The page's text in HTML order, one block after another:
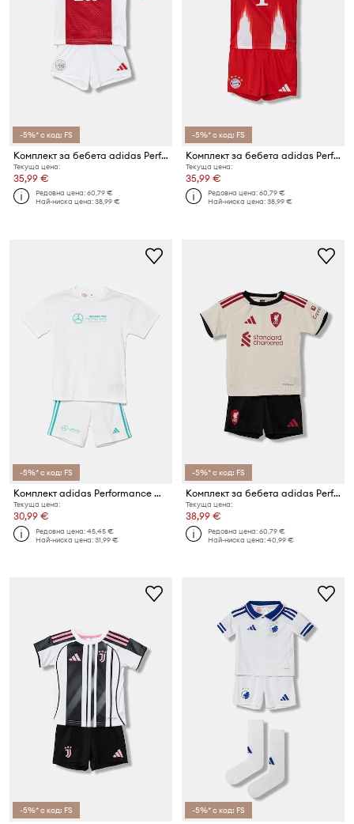
-5%* с код: FS
Комплект за бебета adidas Performance AJAX
Текуща цена:
35,99 €
Редовна цена:60,79 €
Най-ниска цена:38,99 €
-5%* с код: FS
Комплект за бебета adidas Performance FC Bayern Munich
Текуща цена:
35,99 €
Редовна цена:60,79 €
Най-ниска цена:38,99 €
-5%* с код: FS
Комплект adidas Performance MER DNA
Текуща цена:
30,99 €
Редовна цена:45,45 €
Най-ниска цена:31,99 €
-5%* с код: FS
Комплект за бебета adidas Performance LFC
Текуща цена:
38,99 €
Редовна цена:60,79 €
Най-ниска цена:40,99 €
-5%* с код: FS -5%* с код: FS